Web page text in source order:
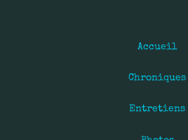
Accueil
Chroniques
Entretiens